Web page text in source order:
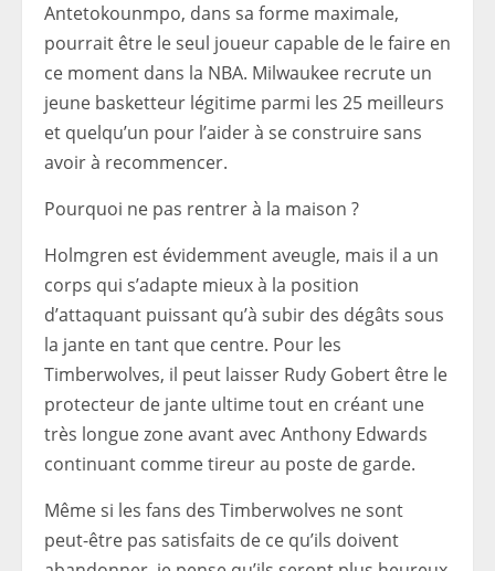
Antetokounmpo, dans sa forme maximale,
pourrait être le seul joueur capable de le faire en
ce moment dans la NBA. Milwaukee recrute un
jeune basketteur légitime parmi les 25 meilleurs
et quelqu’un pour l’aider à se construire sans
avoir à recommencer.
Pourquoi ne pas rentrer à la maison ?
Holmgren est évidemment aveugle, mais il a un
corps qui s’adapte mieux à la position
d’attaquant puissant qu’à subir des dégâts sous
la jante en tant que centre. Pour les
Timberwolves, il peut laisser Rudy Gobert être le
protecteur de jante ultime tout en créant une
très longue zone avant avec Anthony Edwards
continuant comme tireur au poste de garde.
Même si les fans des Timberwolves ne sont
peut-être pas satisfaits de ce qu’ils doivent